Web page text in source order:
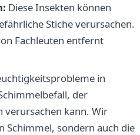
Diese Insekten können
Stiche verursachen.
Fachleuten entfernt
in
der
kann. Wir
Schimmel, sondern auch die